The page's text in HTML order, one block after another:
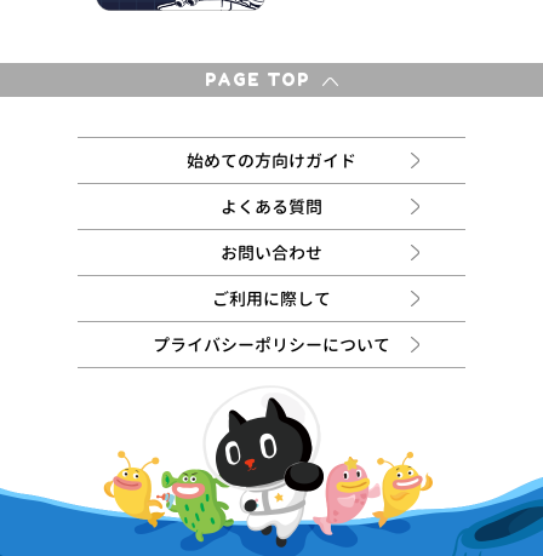
PAGE TOP
始めての方向けガイド
よくある質問
お問い合わせ
ご利用に際して
プライバシーポリシーについて